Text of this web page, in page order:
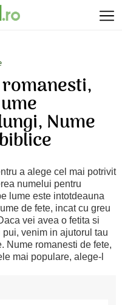
Nume
a alege cel mai potrivit
numelui pentru
lume este intotdeauna
de fete, incat cu greu
vei avea o fetita si
venim in ajutorul tau
Nume romanesti de fete,
mai populare, alege-l